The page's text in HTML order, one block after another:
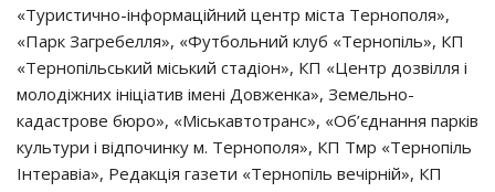
«Туристично-інформаційний центр міста Тернополя»,
«Парк Загребелля», «Футбольний клуб «Тернопіль», КП
«Тернопільський міський стадіон», КП «Центр дозвілля і
молодіжних ініціатив імені Довженка», Земельно-
кадастрове бюро», «Міськавтотранс», «Об’єднання парків
культури і відпочинку м. Тернополя», КП Тмр «Тернопіль
Інтеравіа», Редакція газети «Тернопіль вечірній», КП